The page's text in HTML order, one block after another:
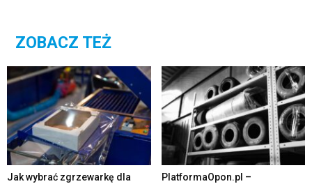
ZOBACZ TEŻ
Jak wybrać zgrzewarkę dla
PlatformaOpon.pl –